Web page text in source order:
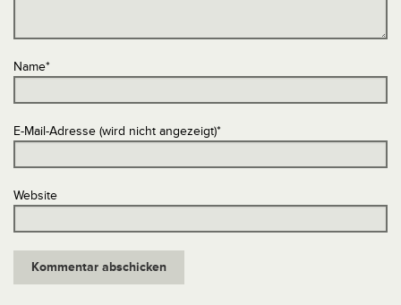
Name*
E-Mail-Adresse (wird nicht angezeigt)*
Website